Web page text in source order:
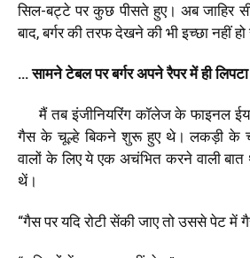
सिल-बट्टे पर कुछ पीसते हुए। अब जाहिर
बाद, बर्गर की तरफ देखने की भी इच्छा नहीं हो
… सामने टेबल पर बर्गर अपने रैपर में ही
मैं तब इंजीनियरिंग कॉलेज के फाइनल
गैस के चूल्हे बिकने शुरू हुए थे। लकड़ी के
वालों के लिए ये एक अचंभित करने वाली बात
थें।
“गैस पर यदि रोटी सेंकी जाए तो उससे पेट में